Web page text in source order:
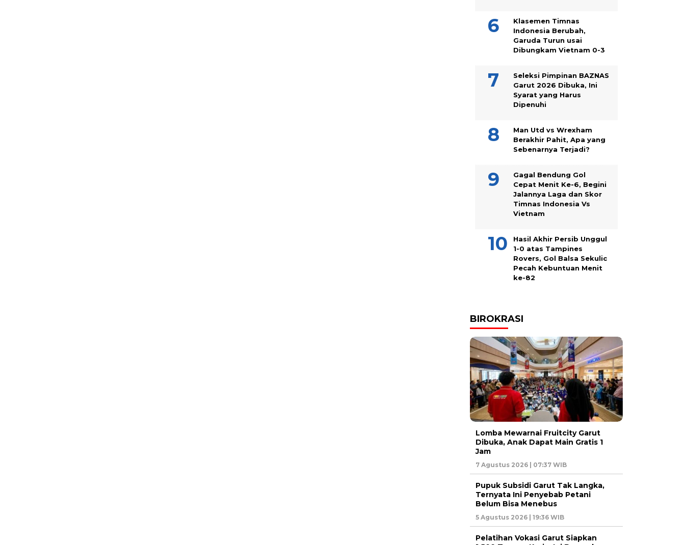
Klasemen Timnas
Indonesia Berubah,
Garuda Turun usai
Dibungkam Vietnam 0-3
Seleksi Pimpinan BAZNAS
Garut 2026 Dibuka, Ini
Syarat yang Harus
Dipenuhi
Man Utd vs Wrexham
Berakhir Pahit, Apa yang
Sebenarnya Terjadi?
Gagal Bendung Gol
Cepat Menit Ke-6, Begini
Jalannya Laga dan Skor
Timnas Indonesia Vs
Vietnam
Hasil Akhir Persib Unggul
1-0 atas Tampines
Rovers, Gol Balsa Sekulic
Pecah Kebuntuan Menit
ke-82
BIROKRASI
Lomba Mewarnai Fruitcity Garut
Dibuka, Anak Dapat Main Gratis 1
Jam
7 Agustus 2026 | 07:37 WIB
Pupuk Subsidi Garut Tak Langka,
Ternyata Ini Penyebab Petani
Belum Bisa Menebus
5 Agustus 2026 | 19:36 WIB
Pelatihan Vokasi Garut Siapkan